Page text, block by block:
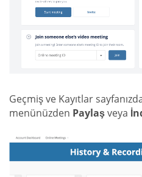
Geçmiş ve Kayıtlar
menünüzden Paylaşveya